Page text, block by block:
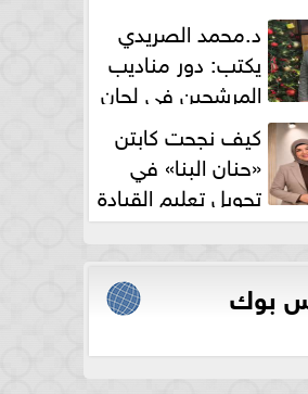
د.محمد الصريدي
يكتب: دور مناديب
المرشحين في لجان
كيف نجحت كابتن
«حنان البنا» في
تحويل تعليم القيادة
خوف...
بوك